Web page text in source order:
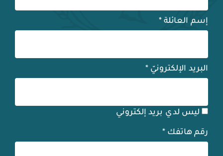
إسم العائلة *
البريد الإلكترونيّ *
ليس لدي بريد إلكتروني
رقم هاتفك *